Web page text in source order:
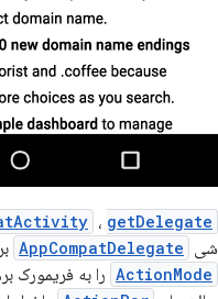
، getDelegate()
شی AppCompatDelegate
ActionMode